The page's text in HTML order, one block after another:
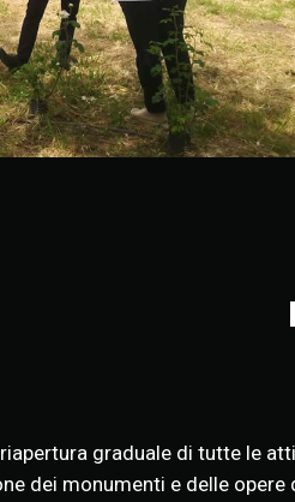
graduale di tutte le
dei monumenti e delle opere